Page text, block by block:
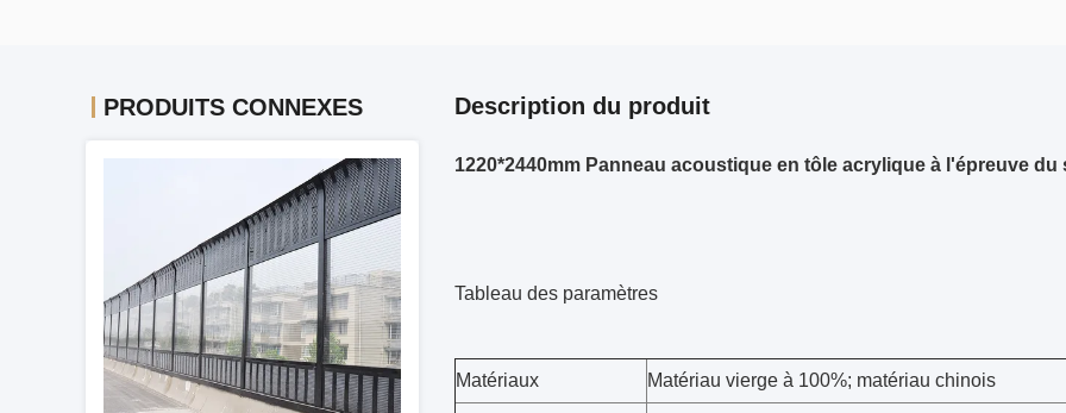
PRODUITS CONNEXES Description du produit
1220*2440mm Panneau acoustique en tôle acrylique à l'épreuve du
Tableau des paramètres
Matériaux Matériau vierge à 100%; matériau chinois